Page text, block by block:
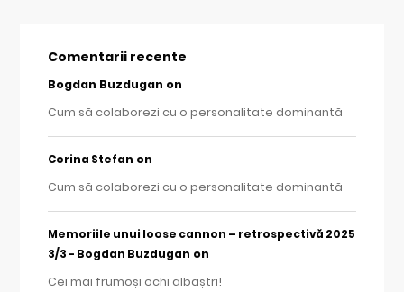
Comentarii recente
Bogdan Buzdugan on
Cum să colaborezi cu o personalitate dominantă
Corina Stefan on
Cum să colaborezi cu o personalitate dominantă
Memoriile unui loose cannon – retrospectivă 2025
3/3 - Bogdan Buzdugan on
Cei mai frumoși ochi albaștri!